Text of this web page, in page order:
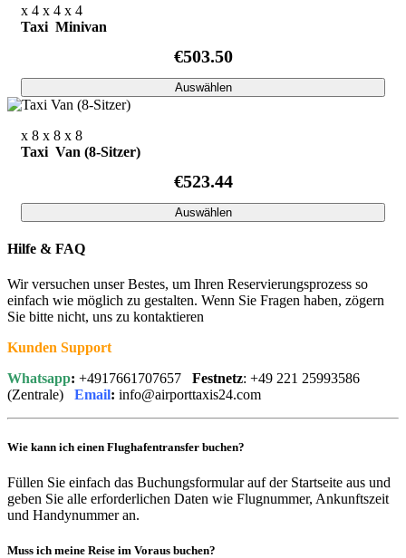
x 4 x 4 x 4
Taxi Minivan
€503.50
Auswählen
x 8 x 8 x 8
Taxi Van (8-Sitzer)
€523.44
Auswählen
Hilfe & FAQ
Wir versuchen unser Bestes, um Ihren Reservierungsprozess so
einfach wie möglich zu gestalten. Wenn Sie Fragen haben, zögern
Sie bitte nicht, uns zu kontaktieren
Kunden Support
Whatsapp: +4917661707657 Festnetz: +49 221 25993586
(Zentrale) Email: info@airporttaxis24.com
Wie kann ich einen Flughafentransfer buchen?
Füllen Sie einfach das Buchungsformular auf der Startseite aus und
geben Sie alle erforderlichen Daten wie Flugnummer, Ankunftszeit
und Handynummer an.
Muss ich meine Reise im Voraus buchen?